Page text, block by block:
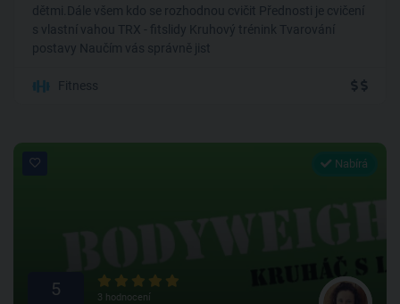
dětmi.Dále všem kdo se rozhodnou cvičit Přednosti je cvičení
s vlastní vahou TRX - fitslidy Kruhový trénink Tvarování
postavy Naučím vás správně jist
Fitness
Nabírá
5 3 hodnocení